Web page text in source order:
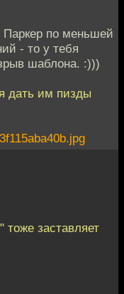
Паркер по меньшей
- то у тебя
шаблона. :)))
дать им пизды
заставляет